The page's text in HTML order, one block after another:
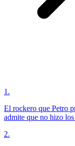
1 .
El rockero que Petro
admite que no hizo
2.